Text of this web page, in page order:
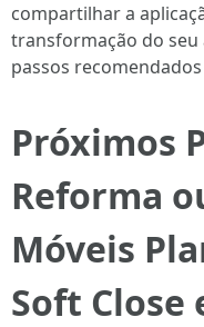
compartilhar a
transformação do
passos
Próximos
Reforma
Móveis
Soft Close